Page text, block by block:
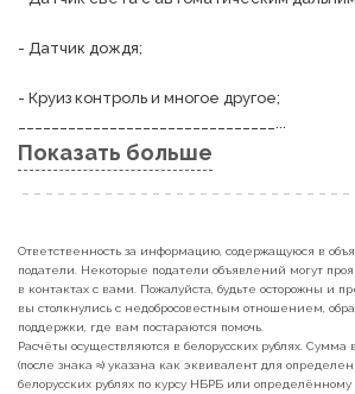
- Датчик дождя;
- Круиз контроль и многое другое;
Показать больше
Ответственность за информацию, содержащуюся в
податели. Некоторые податели объявлений могут
в контактах с вами. Пожалуйста, будьте осторожны и
вы столкнулись с недобросовестным отношением,
поддержки, где вам постараются помочь.
Расчёты осуществляются в белорусских рублях.
(после знака ≈) указана как эквивалент для
белорусских рублях по курсу НБРБ или